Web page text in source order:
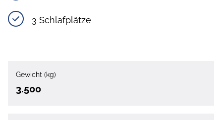
3 Schlafplätze
Gewicht (kg)
3.500